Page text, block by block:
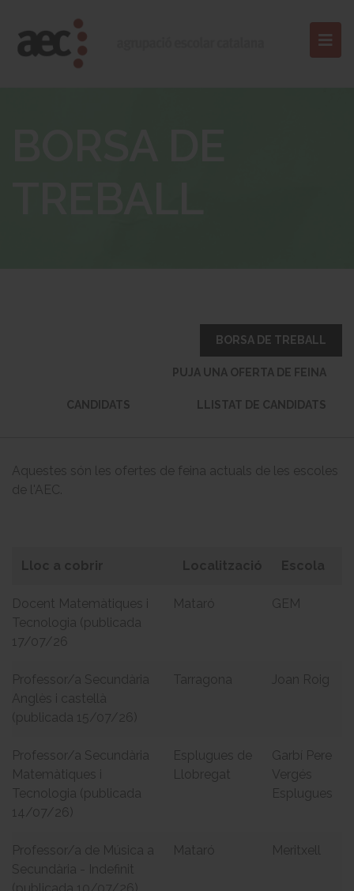
BORSA DE TREBALL
PUJA UNA OFERTA DE FEINA
CANDIDATS LLISTAT DE CANDIDATS
Aquestes són les ofertes de feina actuals de les escoles
de l'AEC.
Docent Matemàtiques i
Tecnologia (publicada
17/07/26
Mataró GEM
Professor/a Secundària
Anglès i castellà
(publicada 15/07/26)
Tarragona Joan Roig
Professor/a Secundària
Matemàtiques i
Tecnologia (publicada
14/07/26)
Esplugues de
Llobregat
Garbí Pere
Vergés
Esplugues
Professor/a de Música a
Secundària - Indefinit
Mataró Meritxell